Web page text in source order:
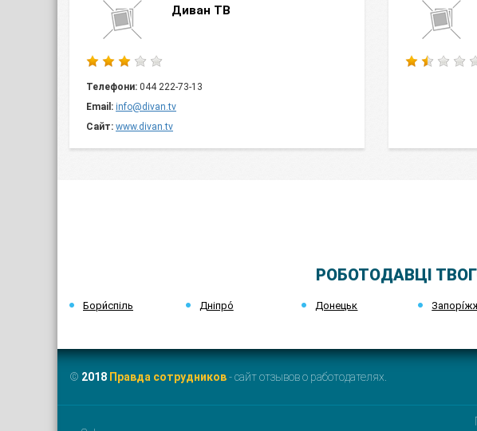
Диван ТВ
Телефони: 044 222-73-13
Email: info@divan.tv
Сайт: www.divan.tv
РОБОТОДАВЦІ
Бори́спіль Дніпро́ Донецьк
© 2018 Правда сотрудников- сайт отзывов о работодателях.